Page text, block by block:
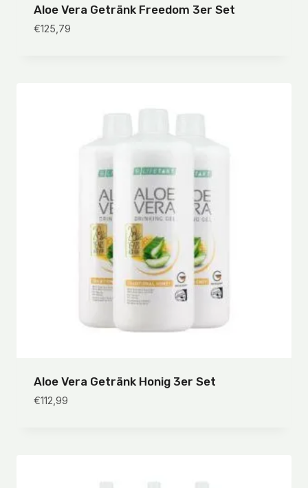
Aloe Vera Getränk Freedom 3er Set
€125,79
Aloe Vera Getränk Honig 3er Set
€112,99